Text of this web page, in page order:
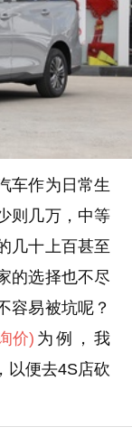
车作为日常生
则几万，中等
几十上百甚至
的选择也不尽
容易被坑呢？
价) 为例，我
以便去4S店砍